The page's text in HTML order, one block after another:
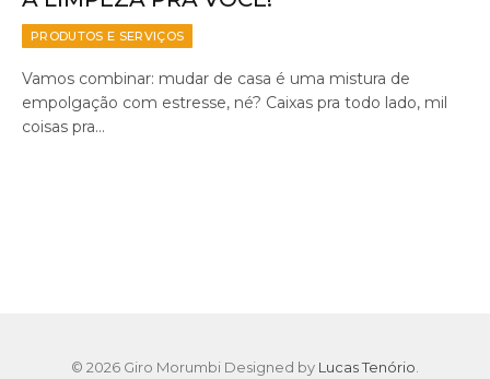
PRODUTOS E SERVIÇOS
Vamos combinar: mudar de casa é uma mistura de
empolgação com estresse, né? Caixas pra todo lado, mil
coisas pra…
© 2026 Giro Morumbi Designed by Lucas Tenório